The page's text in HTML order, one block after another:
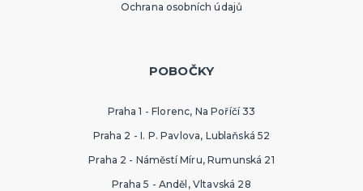
Ochrana osobních údajů
POBOČKY
Praha 1 - Florenc, Na Poříčí 33
Praha 2 - I. P. Pavlova, Lublaňská 52
Praha 2 - Náměstí Míru, Rumunská 21
Praha 5 - Anděl, Vltavská 28